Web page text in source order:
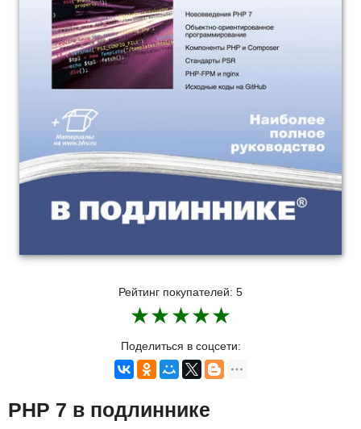
Рейтинг покупателей: 5
★
★
★
★
★
Поделиться в соцсети:
PHP 7 в подлиннике